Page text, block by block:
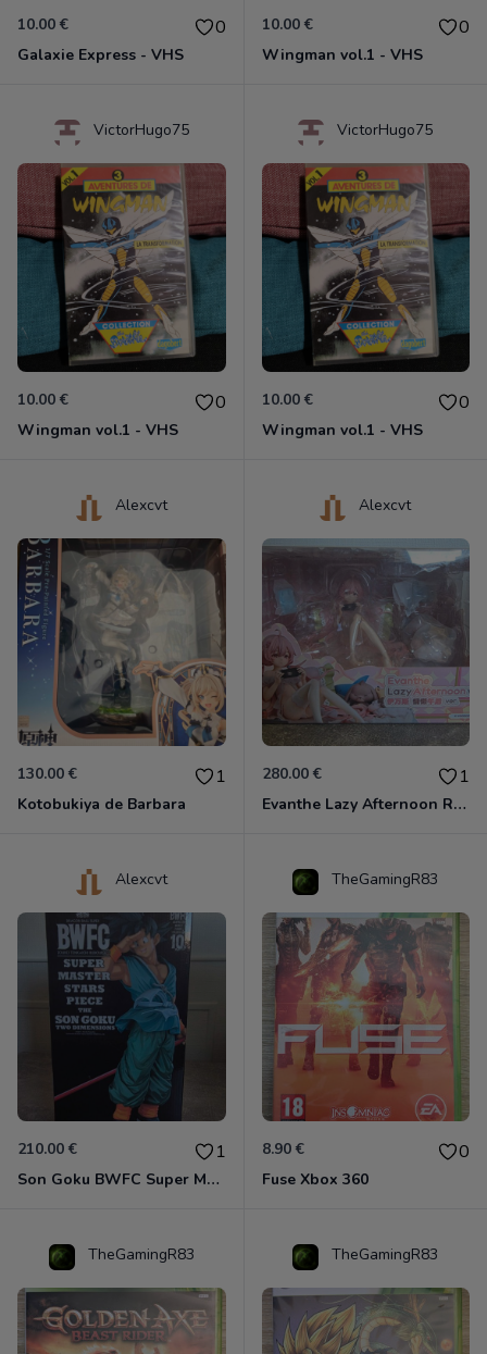
10.00 € 0
Galaxie Express - VHS
10.00 € 0
Wingman vol.1 - VHS
VictorHugo75
10.00 € 0
Wingman vol.1 - VHS
VictorHugo75
10.00 € 0
Wingman vol.1 - VHS
Alexcvt
130.00 € 1
Kotobukiya de Barbara
Alexcvt
280.00 € 1
Evanthe Lazy Afternoon Red Pride of Eden
Alexcvt
210.00 € 1
Son Goku BWFC Super Master Stars
TheGamingR83
8.90 € 0
Fuse Xbox 360
TheGamingR83 TheGamingR83